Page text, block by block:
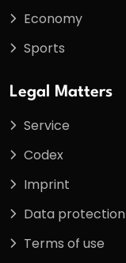
Economy
Sports
Legal Matters
Service
Codex
Imprint
Data protection
Terms of use